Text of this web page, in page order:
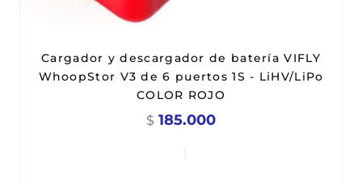
Cargador y descargador de batería VIFLY
WhoopStor V3 de 6 puertos 1S - LiHV/LiPo
COLOR ROJO
$ 185.000